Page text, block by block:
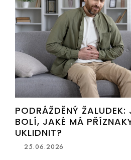
PODRÁŽDĚNÝ
BOLÍ, JAKÉ MÁ
UKLIDNIT?
25.06.2026